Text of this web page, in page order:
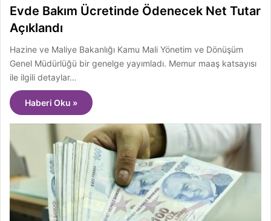
Evde Bakım Ücretinde Ödenecek Net Tutar
Açıklandı
Hazine ve Maliye Bakanlığı Kamu Mali Yönetim ve Dönüşüm
Genel Müdürlüğü bir genelge yayımladı. Memur maaş katsayısı
ile ilgili detaylar…
Haberi Oku »